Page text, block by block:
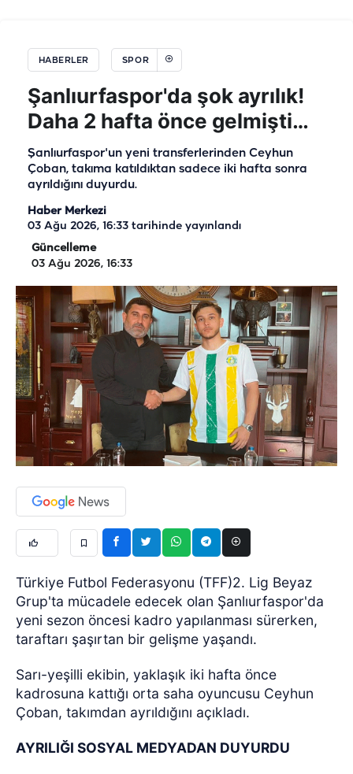
HABERLER SPOR
Şanlıurfaspor'da şok ayrılık!
Daha 2 hafta önce gelmişti…
Şanlıurfaspor'un yeni transferlerinden Ceyhun
Çoban, takıma katıldıktan sadece iki hafta sonra
ayrıldığını duyurdu.
Haber Merkezi
03 Ağu 2026, 16:33 tarihinde yayınlandı
Güncelleme
03 Ağu 2026, 16:33
Türkiye Futbol Federasyonu (TFF)2. Lig Beyaz
Grup'ta mücadele edecek olan Şanlıurfaspor'da
yeni sezon öncesi kadro yapılanması sürerken,
taraftarı şaşırtan bir gelişme yaşandı.
Sarı-yeşilli ekibin, yaklaşık iki hafta önce
kadrosuna kattığı orta saha oyuncusu Ceyhun
Çoban, takımdan ayrıldığını açıkladı.
AYRILIĞI SOSYAL MEDYADAN DUYURDU